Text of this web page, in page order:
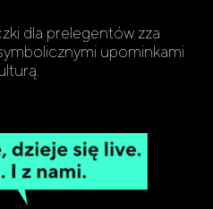
dla prelegentów zza
upominkami